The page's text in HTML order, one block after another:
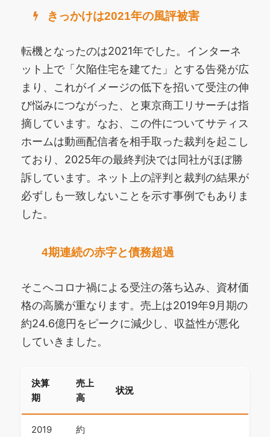
きっかけは2021年の風評被害
転機となったのは2021年でした。インターネ
ット上で「欠陥住宅を建てた」とする告発が広
まり、これがイメージの低下を招いて受注の伸
び悩みにつながった、と東京商工リサーチは指
摘しています。なお、この件についてサティス
ホームは動画配信者を相手取った裁判を起こし
ており、2025年の最終判決では同社がほぼ勝
訴しています。ネット上の評判と裁判の結果が
必ずしも一致しないことを示す事例でもありま
した。
4期連続の赤字と債務超過
そこへコロナ禍による受注の落ち込み、資材価
格の高騰が重なります。売上は2019年9月期の
約24.6億円をピークに減少し、収益性が悪化
していきました。
決算
期
売上
高
状況
2019
約